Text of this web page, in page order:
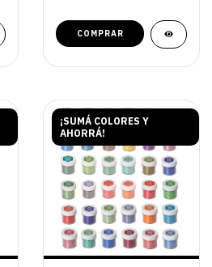
¡SUMÁ COLORES Y
AHORRÁ!